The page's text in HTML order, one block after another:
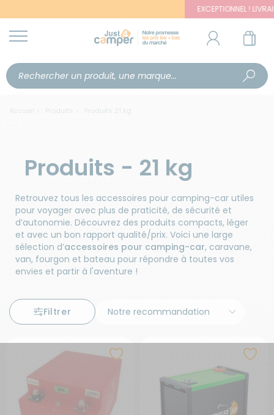
EXCEPTIONNEL !
Accueil Produits Produits 21 kg
Produits - 21 kg
Retrouvez tous les accessoires pour camping-car utiles
pour voyager avec plus de praticité, de sécurité et
d’autonomie. Découvrez des produits compacts, léger
et avec un bon rapport qualité/prix. Voici une large
sélection d’accessoires pour camping-car, caravane,
van, fourgon et bateau pour répondre à toutes vos
envies et partir à l'aventure !
Filtrer